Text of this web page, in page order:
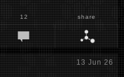
12 share
13 Jun 26